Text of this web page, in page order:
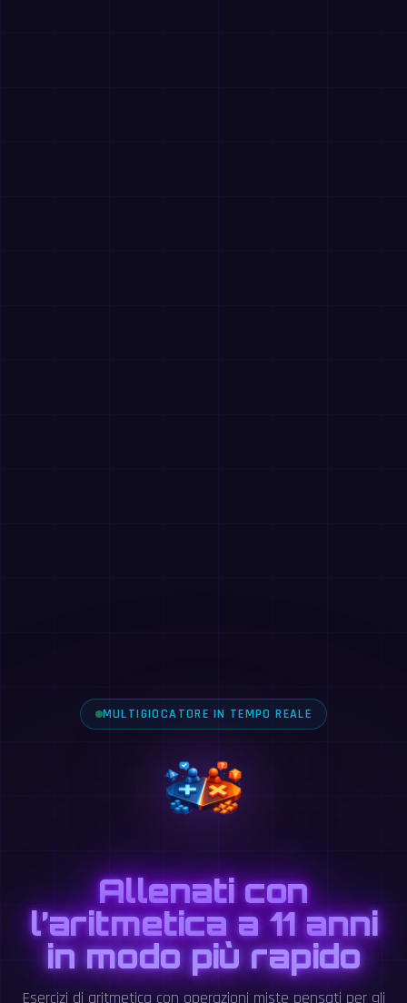
MULTIGIOCATORE IN TEMPO REALE
Allenati con
l’aritmetica a 11 anni
in modo più rapido
Esercizi di aritmetica con operazioni miste pensati per gli